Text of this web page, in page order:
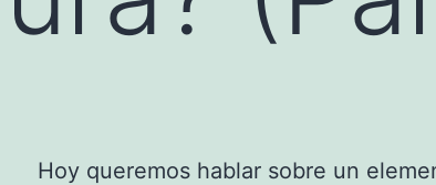
Hoy queremos hablar sobre un